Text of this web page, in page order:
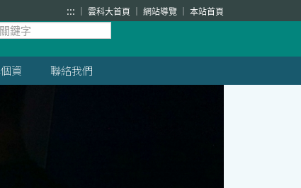
::: 雲科大首頁 網站導覽 本站首頁
資 聯絡我們